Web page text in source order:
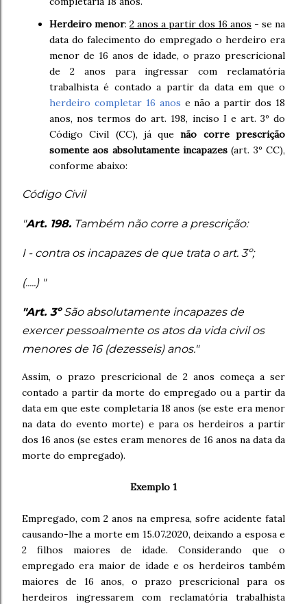
Herdeiro menor: 2 anos a partir dos 16 anos - se na
data do falecimento do empregado o herdeiro era
menor de 16 anos de idade, o prazo prescricional
de 2 anos para ingressar com reclamatória
trabalhista é contado a partir da data em que o
herdeiro completar 16 anos e não a partir dos 18
anos, nos termos do art. 198, inciso I e art. 3º do
Código Civil (CC), já quenão corre prescrição
somente aos absolutamente incapazes (art. 3º CC),
conforme abaixo:
Código Civil
"Art. 198. Também não corre a prescrição:
I - contra os incapazes de que trata o art. 3º;
(.....) "
"Art. 3ºSão absolutamente incapazes de
exercer pessoalmente os atos da vida civil os
menores de 16 (dezesseis) anos."
Assim, o prazo prescricional de 2 anos começa a ser
contado a partir da morte do empregado ou a partir da
data em que este completaria 18 anos (se este era menor
na data do evento morte) e para os herdeiros a partir
dos 16 anos (se estes eram menores de 16 anos na data da
morte do empregado).
Exemplo 1
Empregado, com 2 anos na empresa, sofre acidente fatal
causando-lhe a morte em 15.07.2020, deixando a esposa e
2 filhos maiores de idade. Considerando que o
empregado era maior de idade e os herdeiros também
maiores de 16 anos, o prazo prescricional para os
herdeiros ingressarem com reclamatória trabalhista